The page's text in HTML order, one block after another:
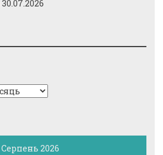
30.07.2026
Серпень 2026